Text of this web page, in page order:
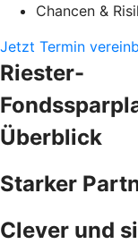
Chancen &
Jetzt Termin
Riester-
Überblick
Starker
Clever und